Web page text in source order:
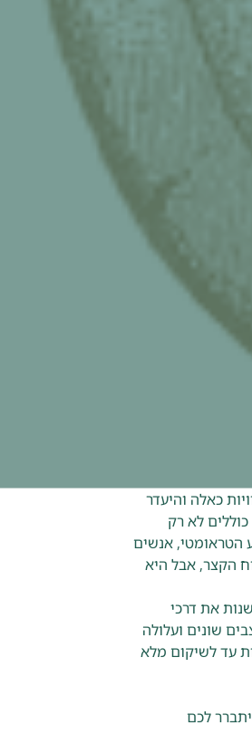
כאלה והיעדר
לא רק
הטראומטי, אנשים
הקצר, אבל היא
את דרכי
שונים ועלולה
עד לשיקום מלא
לכם